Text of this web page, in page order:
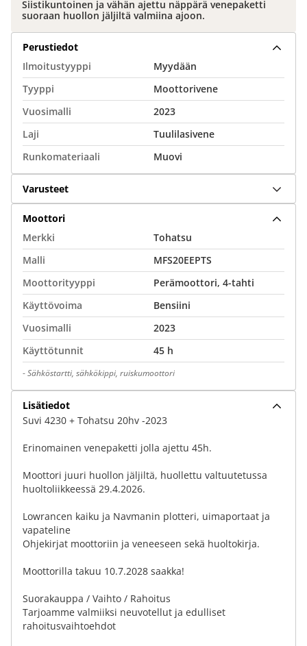
Siistikuntoinen ja vähän ajettu näppärä venepaketti
suoraan huollon jäljiltä valmiina ajoon.
Perustiedot
Ilmoitustyyppi
Myydään
Tyyppi
Moottorivene
Vuosimalli
2023
Laji
Tuulilasivene
Runkomateriaali
Muovi
Varusteet
Moottori
Merkki
Tohatsu
Malli
MFS20EEPTS
Moottorityyppi
Perämoottori, 4-tahti
Käyttövoima
Bensiini
Vuosimalli
2023
Käyttötunnit
45 h
-Sähköstartti, sähkökippi, ruiskumoottori
Lisätiedot
Suvi 4230 + Tohatsu 20hv -2023
Erinomainen venepaketti jolla ajettu 45h.
Moottori juuri huollon jäljiltä, huollettu valtuutetussa
huoltoliikkeessä 29.4.2026.
Lowrancen kaiku ja Navmanin plotteri, uimaportaat ja
vapateline
Ohjekirjat moottoriin ja veneeseen sekä huoltokirja.
Moottorilla takuu 10.7.2028 saakka!
Suorakauppa / Vaihto / Rahoitus
Tarjoamme valmiiksi neuvotellut ja edulliset
rahoitusvaihtoehdot